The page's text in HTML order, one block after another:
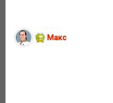
Макс